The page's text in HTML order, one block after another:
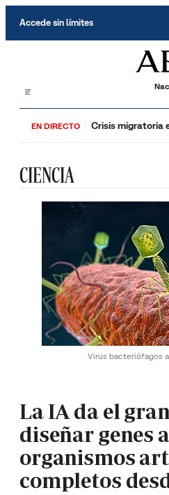
Accede sin límites
EN DIRECTO Crisis migratoria
CIENCIA
Virus bacteriófagos
La IA da el
diseñar genes
organismos
completos